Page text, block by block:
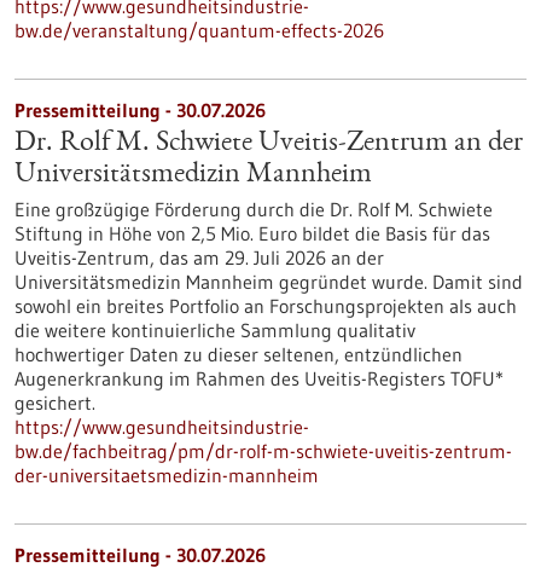
https://www.gesundheitsindustrie-
bw.de/veranstaltung/quantum-effects-2026
Pressemitteilung - 30.07.2026
Dr. Rolf M. Schwiete Uveitis-Zentrum an der
Universitätsmedizin Mannheim
Eine großzügige Förderung durch die Dr. Rolf M. Schwiete
Stiftung in Höhe von 2,5 Mio. Euro bildet die Basis für das
Uveitis-Zentrum, das am 29. Juli 2026 an der
Universitätsmedizin Mannheim gegründet wurde. Damit sind
sowohl ein breites Portfolio an Forschungsprojekten als auch
die weitere kontinuierliche Sammlung qualitativ
hochwertiger Daten zu dieser seltenen, entzündlichen
Augenerkrankung im Rahmen des Uveitis-Registers TOFU*
gesichert.
https://www.gesundheitsindustrie-
bw.de/fachbeitrag/pm/dr-rolf-m-schwiete-uveitis-zentrum-
der-universitaetsmedizin-mannheim
Pressemitteilung - 30.07.2026